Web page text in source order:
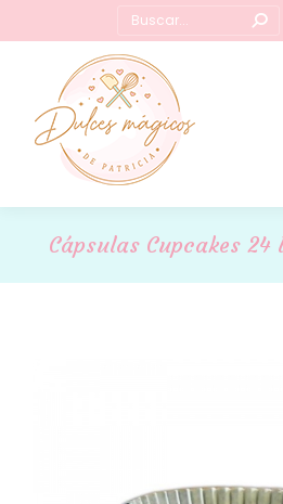
Buscar:
Cápsulas Cupcakes